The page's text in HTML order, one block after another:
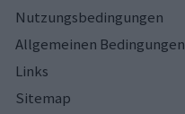
Nutzungsbedingungen
Allgemeinen Bedingungen
Links
Sitemap